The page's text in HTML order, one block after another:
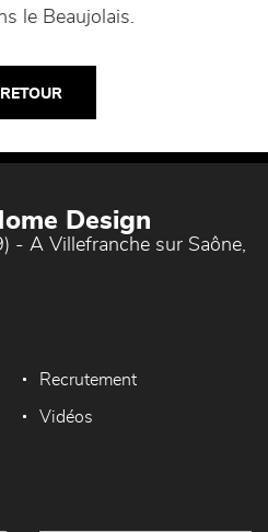
le Beaujolais.
RETOUR
Design
- A Villefranche sur Saône,
Recrutement
Vidéos